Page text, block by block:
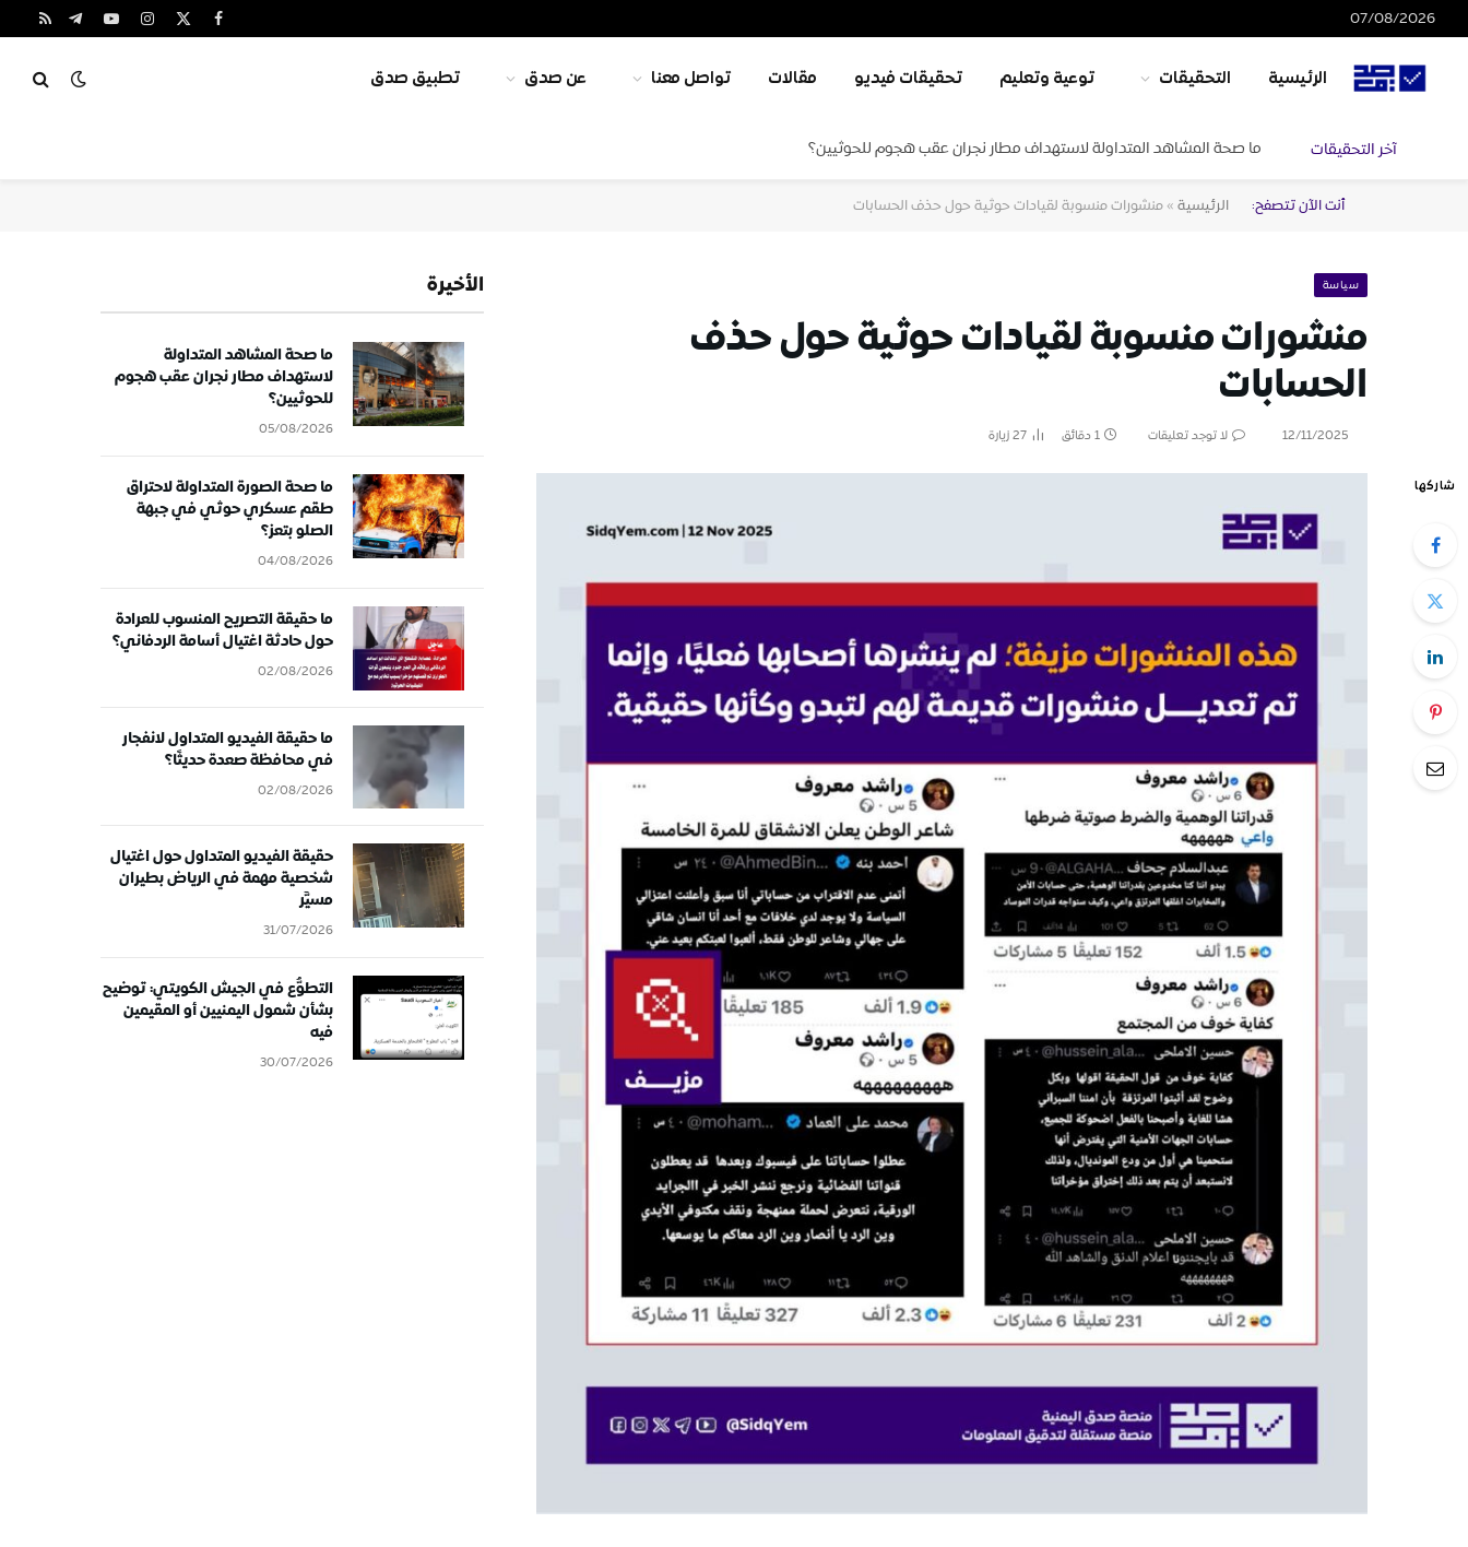
07/08/2026 فيسبوك
X
الانستغراميوتيوبتيلقرامRSS
الرئيسية التحقيقات توعية وتعليم تحقيقات فيديو مقالات تواصل معنا عن صدق تطبيق صدق
آخر التحقيقات ما صحة المشاهد المتداولة لاستهداف مطار نجران عقب هجوم للحوثيين؟
أنت الآن تتصفح: الرئيسية»منشورات منسوبة لقيادات حوثية حول حذف الحسابات
سياسة
منشورات منسوبة لقيادات حوثية حول حذف
الحسابات
12/11/2025 لا توجد تعليقات 1 دقائق 27زيارة
شاركها
الأخيرة
ما صحة المشاهد المتداولة
لاستهداف مطار نجران عقب هجوم
للحوثيين؟
05/08/2026
ما صحة الصورة المتداولة لاحتراق
طقم عسكري حوثي في جبهة
الصلو بتعز؟
04/08/2026
ما حقيقة التصريح المنسوب للعرادة
حول حادثة اغتيال أسامة الردفاني؟
02/08/2026
ما حقيقة الفيديو المتداول لانفجار
في محافظة صعدة حديثًا؟
02/08/2026
حقيقة الفيديو المتداول حول اغتيال
شخصية مهمة في الرياض بطيران
مسيَّر
31/07/2026
التطوُّع في الجيش الكويتي: توضيح
بشأن شمول اليمنيين أو المقيمين
فيه
30/07/2026